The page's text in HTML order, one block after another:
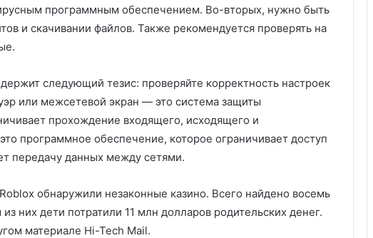
программным обеспечением. Во-вторых, нужно быть
и скачивании файлов. Также рекомендуется проверять на
следующий тезис: проверяйте корректность настроек
или межсетевой экран — это система защиты
прохождение входящего, исходящего и
программное обеспечение, которое ограничивает доступ
передачу данных между сетями.
обнаружили незаконные казино. Всего найдено восемь
них дети потратили 11 млн долларов родительских денег.
материале Hi-Tech Mail.